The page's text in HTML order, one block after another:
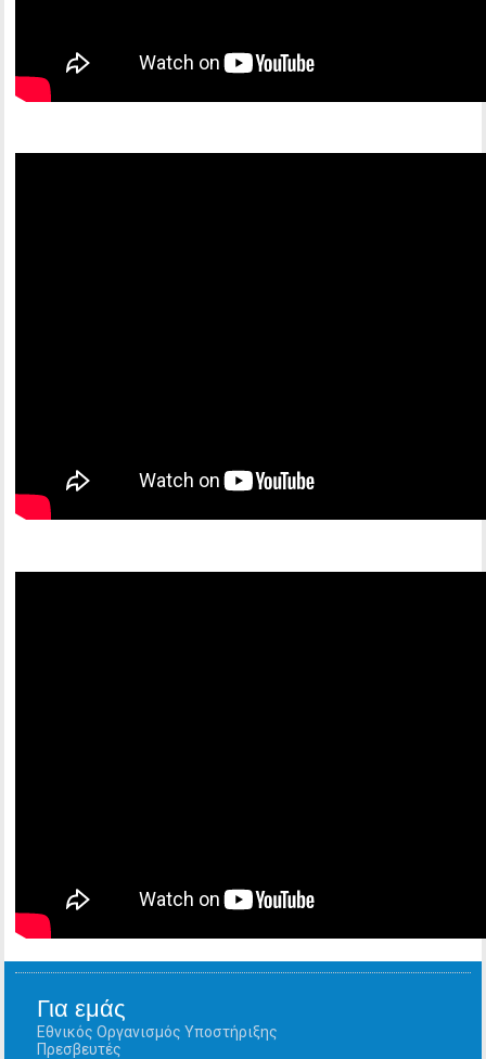
Για εμάς
Εθνικός Οργανισμός Υποστήριξης
Πρεσβευτές